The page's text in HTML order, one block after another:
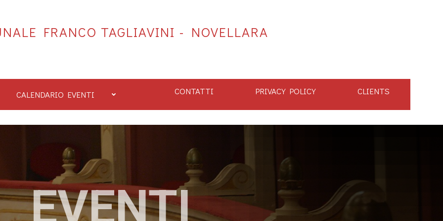
FRANCO TAGLIAVINI - NOVELLARA
CALENDARIO EVENTI CONTATTI PRIVACY POLICY CLIENTS
EVENTI